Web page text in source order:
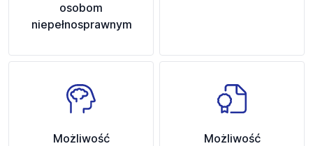
osobom
niepełnosprawnym
Możliwość
Możliwość